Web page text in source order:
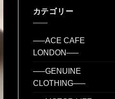
カテゴリー
—–ACE CAFE
LONDON—–
—–GENUINE
CLOTHING—–